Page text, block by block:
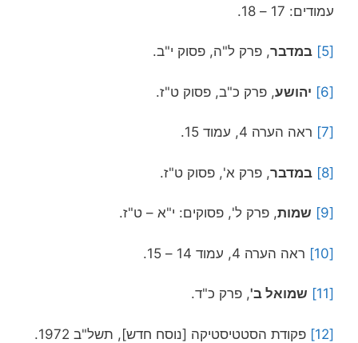
עמודים: 17 – 18.
[5] במדבר, פרק ל"ה, פסוק י"ב.
[6] יהושע, פרק כ"ב, פסוק ט"ז.
[7] ראה הערה 4, עמוד 15.
[8] במדבר, פרק א', פסוק ט"ז.
[9] שמות, פרק ל', פסוקים: י"א – ט"ז.
[10] ראה הערה 4, עמוד 14 – 15.
[11] שמואל ב', פרק כ"ד.
[12] פקודת הסטטיסטיקה [נוסח חדש], תשל"ב 1972.